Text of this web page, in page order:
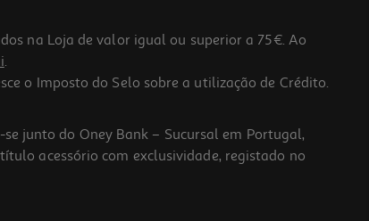
na Loja de valor igual ou superior a 75€. Ao
.
o Imposto do Selo sobre a utilização de Crédito.
junto do Oney Bank – Sucursal em Portugal,
acessório com exclusividade, registado no